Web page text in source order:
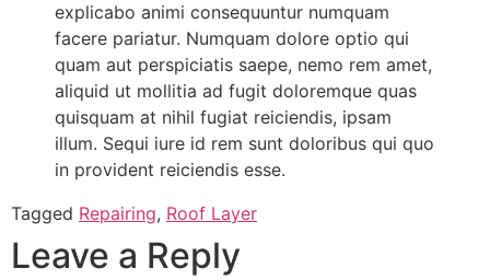
explicabo animi consequuntur numquam
facere pariatur. Numquam dolore optio qui
quam aut perspiciatis saepe, nemo rem amet,
aliquid ut mollitia ad fugit doloremque quas
quisquam at nihil fugiat reiciendis, ipsam
illum. Sequi iure id rem sunt doloribus qui quo
in provident reiciendis esse.
Tagged Repairing, Roof Layer
Leave a Reply